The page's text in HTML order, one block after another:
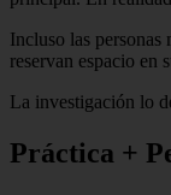
Incluso las personas
reservan espacio en
La investigación lo
Práctica +